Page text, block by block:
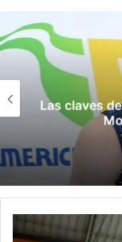
Late el